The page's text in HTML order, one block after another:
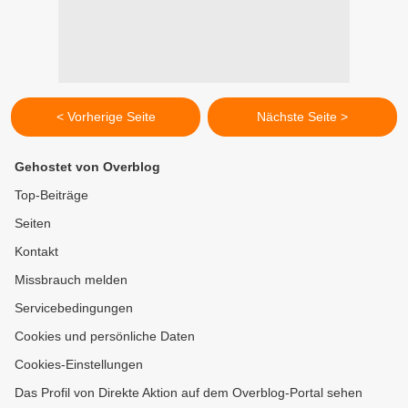
< Vorherige Seite Nächste Seite >
Gehostet von Overblog
Top-Beiträge
Seiten
Kontakt
Missbrauch melden
Servicebedingungen
Cookies und persönliche Daten
Cookies-Einstellungen
Das Profil von Direkte Aktion auf dem Overblog-Portal sehen